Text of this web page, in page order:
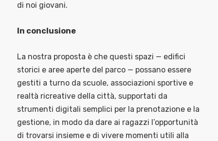
di noi giovani.
In conclusione
La nostra proposta è che questi spazi — edifici
storici e aree aperte del parco — possano essere
gestiti a turno da scuole, associazioni sportive e
realtà ricreative della città, supportati da
strumenti digitali semplici per la prenotazione e la
gestione, in modo da dare ai ragazzi l’opportunità
di trovarsi insieme e di vivere momenti utili alla